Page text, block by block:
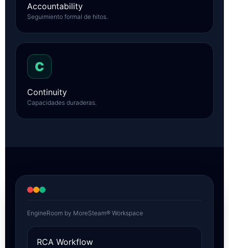
Accountability
Seguimiento formal de hitos.
C
Continuity
Capacidades duraderas.
EngineRoom by MoreSteam® Workspace
RCA Workflow